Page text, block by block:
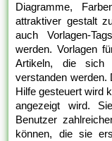
Diagramme,
attraktiver gestalt
auch Vorlagen-
werden. Vorlagen
Artikeln, die sich
verstanden werden.
Hilfe gesteuert wird
angezeigt wird.
Benutzer
können, die sie